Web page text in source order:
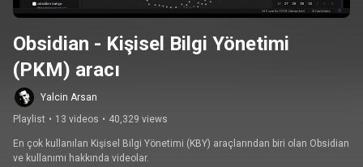
Obsidian - Kişisel Bilgi Yönetimi
(PKM) aracı
Yalcin Arsan
Playlist • 13 videos • 40,329 views
En çok kullanılan Kişisel Bilgi Yönetimi (KBY) araçlarından biri olan Obsidian
ve kullanımı hakkında videolar.